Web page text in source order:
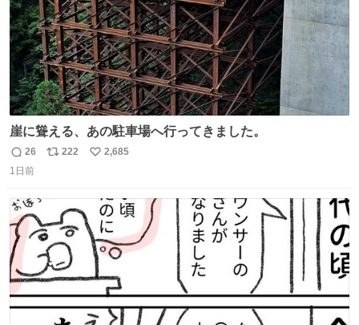
崖に聳える、あの駐車場へ行ってきました。
返
信
26
リ
数
222
い
2,685
1日前